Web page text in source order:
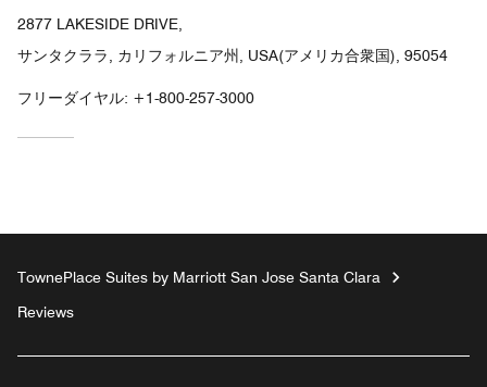
2877 LAKESIDE DRIVE,
サンタクララ, カリフォルニア州, USA(アメリカ合衆国), 95054
フリーダイヤル: +1-800-257-3000
TownePlace Suites by Marriott San Jose Santa Clara
Reviews